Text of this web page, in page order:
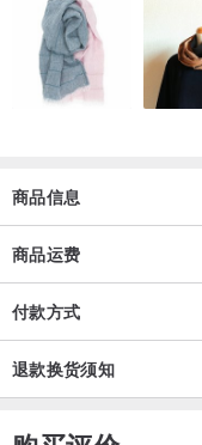
的方式进行渲染和涂布
同，但设计师会尽可能
购！
商品信息
商品运费
付款方式
退款换货须知